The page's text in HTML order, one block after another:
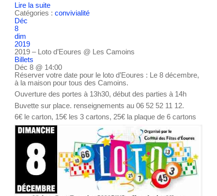
Lire la suite
Catégories : convivialité
Déc
8
dim
2019
2019 – Loto d’Eoures @ Les Camoins
Billets
Déc 8 @ 14:00
Réserver votre date pour le loto d’Eoures : Le 8 décembre,
à la maison pour tous des Camoins.
Ouverture des portes à 13h30, début des parties à 14h
Buvette sur place. renseignements au 06 52 52 11 12.
6€ le carton, 15€ les 3 cartons, 25€ la plaque de 6 cartons